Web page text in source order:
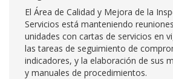
El Área de Calidad y Mejora de la
Servicios está manteniendo
unidades con cartas de servicios en
las tareas de seguimiento de
indicadores, y la elaboración de sus
y manuales de procedimientos.